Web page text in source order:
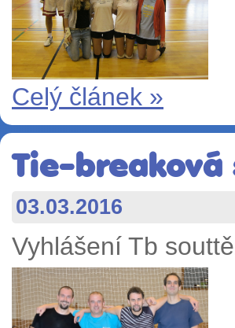
Celý článek »
Tie-
03.03.2016
Vyhlášení Tb